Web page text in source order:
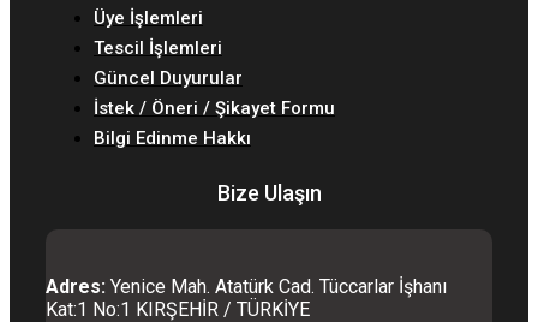
Üye İşlemleri
Tescil İşlemleri
Güncel Duyurular
İstek / Öneri / Şikayet Formu
Bilgi Edinme Hakkı
Bize Ulaşın
Adres: Yenice Mah. Atatürk Cad. Tüccarlar İşhanı
Kat:1 No:1 KIRŞEHİR / TÜRKİYE